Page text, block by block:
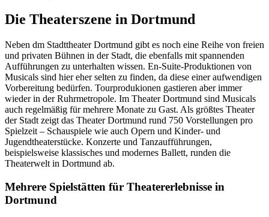
Die Theaterszene in Dortmund
Neben dm Stadttheater Dortmund gibt es noch eine Reihe von freien
und privaten Bühnen in der Stadt, die ebenfalls mit spannenden
Aufführungen zu unterhalten wissen. En-Suite-Produktionen von
Musicals sind hier eher selten zu finden, da diese einer aufwendigen
Vorbereitung bedürfen. Tourprodukionen gastieren aber immer
wieder in der Ruhrmetropole. Im Theater Dortmund sind Musicals
auch regelmäßig für mehrere Monate zu Gast. Als größtes Theater
der Stadt zeigt das Theater Dortmund rund 750 Vorstellungen pro
Spielzeit – Schauspiele wie auch Opern und Kinder- und
Jugendtheaterstücke. Konzerte und Tanzaufführungen,
beispielsweise klassisches und modernes Ballett, runden die
Theaterwelt in Dortmund ab.
Mehrere Spielstätten für Theatererlebnisse in
Dortmund